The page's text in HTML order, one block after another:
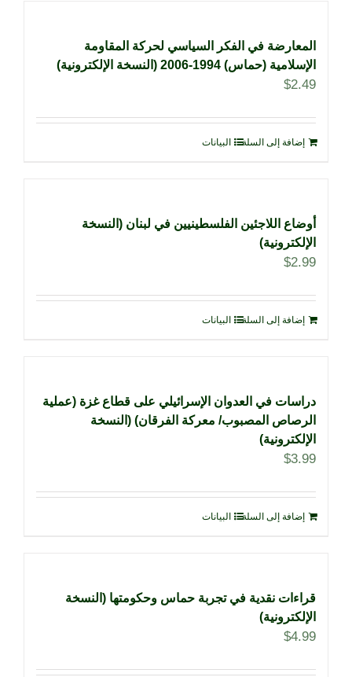
المعارضة في الفكر السياسي لحركة المقاومة
الإسلامية (حماس) 1994-2006 (النسخة الإلكترونية)
$2.49
إضافة إلى السلة البيانات
أوضاع اللاجئين الفلسطينيين في لبنان (النسخة
الإلكترونية)
$2.99
إضافة إلى السلة البيانات
دراسات في العدوان الإسرائيلي على قطاع غزة (عملية
الرصاص المصبوب/ معركة الفرقان) (النسخة
الإلكترونية)
$3.99
إضافة إلى السلة البيانات
قراءات نقدية في تجربة حماس وحكومتها (النسخة
الإلكترونية)
$4.99